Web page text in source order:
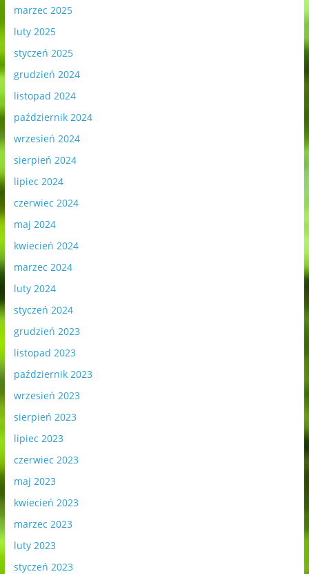
marzec 2025
luty 2025
styczeń 2025
grudzień 2024
listopad 2024
październik 2024
wrzesień 2024
sierpień 2024
lipiec 2024
czerwiec 2024
maj 2024
kwiecień 2024
marzec 2024
luty 2024
styczeń 2024
grudzień 2023
listopad 2023
październik 2023
wrzesień 2023
sierpień 2023
lipiec 2023
czerwiec 2023
maj 2023
kwiecień 2023
marzec 2023
luty 2023
styczeń 2023